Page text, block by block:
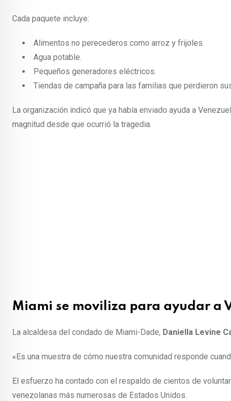
Cada paquete incluye:
Alimentos no perecederos como arroz y frijoles.
Agua potable.
Pequeños generadores eléctricos.
Tiendas de campaña para las familias que perdieron
La organización indicó que ya había enviado ayuda a
magnitud desde que ocurrió la tragedia.
Miami se moviliza para ayudar a
La alcaldesa del condado de Miami-Dade, Daniella Levine
«Es una muestra de cómo nuestra comunidad responde
El esfuerzo ha contado con el respaldo de cientos de
venezolanas más numerosas de Estados Unidos.